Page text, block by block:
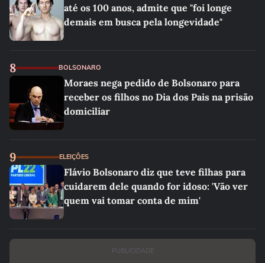
até os 100 anos, admite que "foi longe
demais em busca pela longevidade"
8 BOLSONARO
Moraes nega pedido de Bolsonaro para
receber os filhos no Dia dos Pais na prisão
domiciliar
9 ELEIÇÕES
Flávio Bolsonaro diz que teve filhas para
cuidarem dele quando for idoso: 'Vão ver
quem vai tomar conta de mim'
PUBLICIDADE